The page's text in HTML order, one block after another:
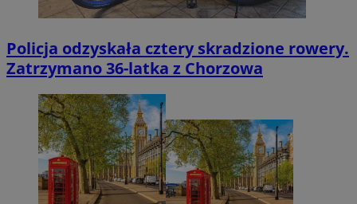
Policja odzyskała cztery skradzione rowery.
Zatrzymano 36-latka z Chorzowa